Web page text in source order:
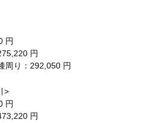
円
円
周り：292,050 円
>
円
円